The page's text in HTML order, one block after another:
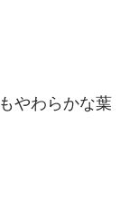
やわらかな葉